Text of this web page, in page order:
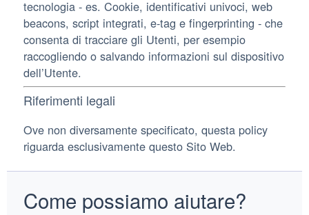
tecnologia - es. Cookie, identificativi univoci, web
beacons, script integrati, e-tag e fingerprinting - che
consenta di tracciare gli Utenti, per esempio
raccogliendo o salvando informazioni sul dispositivo
dell’Utente.
Riferimenti legali
Ove non diversamente specificato, questa policy
riguarda esclusivamente questo Sito Web.
Come possiamo aiutare?